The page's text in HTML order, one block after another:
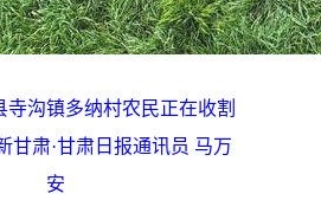
寺沟镇多纳村农民正在收割
甘肃·甘肃日报通讯员 马万
安